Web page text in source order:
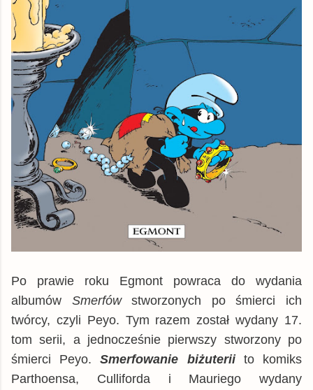
Po prawie roku Egmont powraca do wydania
albumów Smerfówstworzonych po śmierci ich
twórcy, czyli Peyo. Tym razem został wydany 17.
tom serii, a jednocześnie pierwszy stworzony po
śmierci Peyo.Smerfowanie biżuterii to komiks
Parthoensa, Culliforda i Mauriego wydany